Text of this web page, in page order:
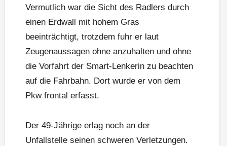
Vermutlich war die Sicht des Radlers durch
einen Erdwall mit hohem Gras
beeinträchtigt, trotzdem fuhr er laut
Zeugenaussagen ohne anzuhalten und ohne
die Vorfahrt der Smart-Lenkerin zu beachten
auf die Fahrbahn. Dort wurde er von dem
Pkw frontal erfasst.
Der 49-Jährige erlag noch an der
Unfallstelle seinen schweren Verletzungen.